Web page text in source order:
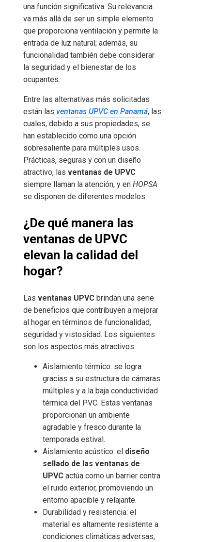
una función significativa. Su relevancia
va más allá de ser un simple elemento
que proporciona ventilación y permite la
entrada de luz natural; además, su
funcionalidad también debe considerar
la seguridad y el bienestar de los
ocupantes.
Entre las alternativas más solicitadas
están las ventanas UPVC en Panamá, las
cuales, debido a sus propiedades, se
han establecido como una opción
sobresaliente para múltiples usos.
Prácticas, seguras y con un diseño
atractivo, las ventanas de UPVC
siempre llaman la atención, y en HOPSA
se disponen de diferentes modelos.
¿De qué manera las
ventanas de UPVC
elevan la calidad del
hogar?
Las ventanas UPVC brindan una serie
de beneficios que contribuyen a mejorar
al hogar en términos de funcionalidad,
seguridad y vistosidad. Los siguientes
son los aspectos más atractivos:
Aislamiento térmico: se logra
gracias a su estructura de cámaras
múltiples y a la baja conductividad
térmica del PVC. Estas ventanas
proporcionan un ambiente
agradable y fresco durante la
temporada estival.
Aislamiento acústico: el diseño
sellado de las ventanas de
UPVC actúa como un barrier contra
el ruido exterior, promoviendo un
entorno apacible y relajante.
Durabilidad y resistencia: el
material es altamente resistente a
condiciones climáticas adversas,